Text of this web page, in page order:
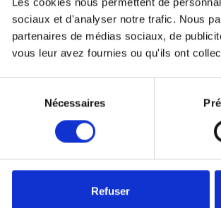
sociaux et d'analyser notre trafic. Nous
partenaires de médias sociaux, de
vous leur avez fournies ou qu'ils ont
consentement
Nécessaires
Refuser